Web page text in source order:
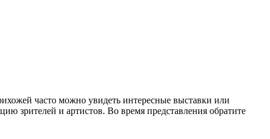
часто можно увидеть интересные выставки или
зрителей и артистов. Во время представления обратите